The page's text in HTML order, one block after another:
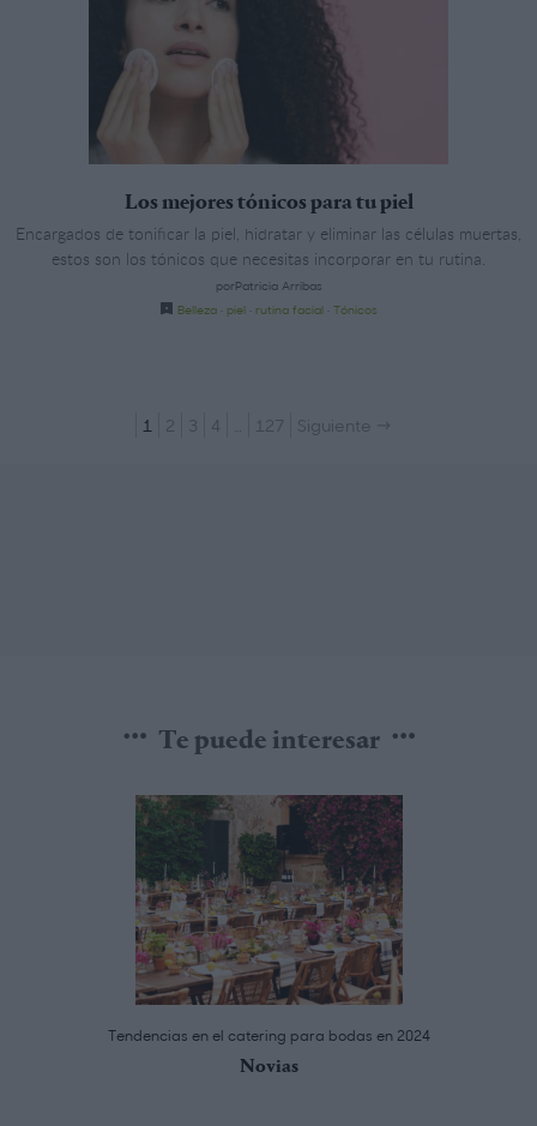
Los mejores tónicos para tu piel
Encargados de tonificar la piel, hidratar y eliminar las células muertas,
estos son los tónicos que necesitas incorporar en tu rutina.
porPatricia Arribas
Belleza
piel rutina facial Tónicos
1 2 3 4 … 127 Siguiente →
Te puede interesar
Tendencias en el catering para bodas en 2024
Novias